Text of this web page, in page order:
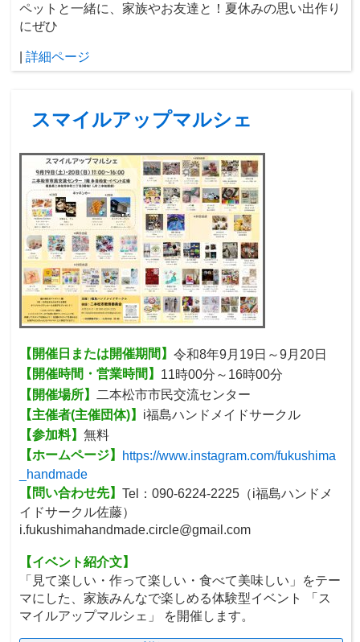
ペットと一緒に、家族やお友達と！夏休みの思い出作り
にぜひ
|詳細ページ
スマイルアップマルシェ
【開催日または開催期間】令和8年9月19日～9月20日
【開催時間・営業時間】 11時00分～16時00分
【開催場所】
二本松市市民交流センター
【主催者(主催団体)】 i福島ハンドメイドサークル
【参加料】無料
【ホームページ】 https://www.instagram.com/fukushima
_handmade
【問い合わせ先】Tel：090-6224-2225（i福島ハンドメ
イドサークル佐藤）
i.fukushimahandmade.circle@gmail.com
【イベント紹介文】
「見て楽しい・作って楽しい・食べて美味しい」をテー
マにした、家族みんなで楽しめる体験型イベント 「ス
マイルアップマルシェ」 を開催します。